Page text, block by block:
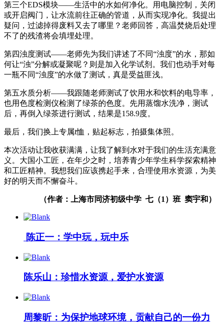
第三个EDS模块——生活中的水如何净化。用电脑控制，关闭
或开启阀门，让水流前往正确的管道，从而实现净化。我提出
疑问，过滤掉得废料又去了哪里？老师回答，高温焚烧后处理
不了的残渣将会填埋处理。
第四浊度测试——老师先为我们讲述了不同“浊度”的水，那如
何让“浊”分解或凝聚呢？则是加入化学试剂。我们也动手对每
一瓶不同“浊度”的水做了测试，真是受益匪浅。
第五水质分析——我跟随老师测试了饮用水和饮料的电导率，
也用色度检测仪检测了绿茶的色度。先用蒸馏水洗净，测试
后，再倒入绿茶进行测试，结果是158.9度。
最后，我们换上专属t恤，贴起标志，拍摄集体照。
本次活动让我收获满满，让我了解到水对于我们的生活充满意
义。大国小工匠，在年少之时，培养青少年学生科学探索精神
和工匠精神。我想我们应该携起手来，合理使用水资源，为美
好的明天而不懈奋斗。
（作者：上海市同济初级中学 七（1 ） 班 窦宇和）
陈正一：学中玩，玩中乐
陈乐山：珍惜水资源，爱护水资源
周黎昕：为保护地球环境，贡献自己的一份力